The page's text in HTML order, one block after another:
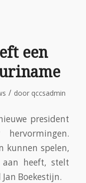
een
/ door qccsadmin
president
kunnen spelen,
heeft, stelt
Boekestijn.